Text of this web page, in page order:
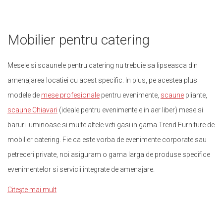
Mobilier pentru catering
Mesele si scaunele pentru catering nu trebuie sa lipseasca din
amenajarea locatiei cu acest specific. In plus, pe acestea plus
modele de mese profesionale pentru evenimente, scaune pliante,
scaune Chiavari (ideale pentru evenimentele in aer liber) mese si
baruri luminoase si multe altele veti gasi in gama Trend Furniture de
mobilier catering. Fie ca este vorba de evenimente corporate sau
petreceri private, noi asiguram o gama larga de produse specifice
evenimentelor si servicii integrate de amenajare.
Citește mai mult